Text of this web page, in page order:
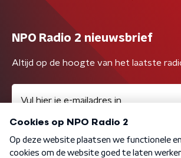
NPO Radio 2 nieuwsbrief
Altijd op de hoogte van het laatste